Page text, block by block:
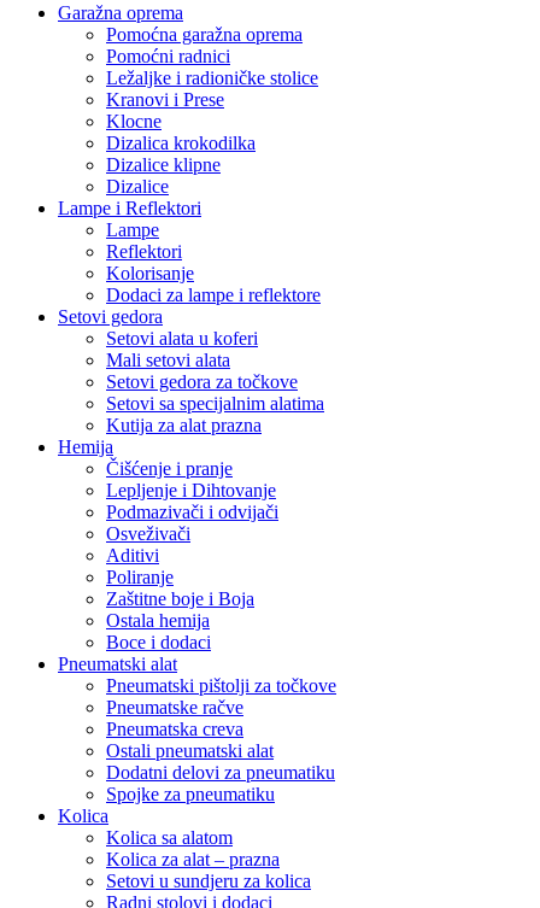
Garažna oprema
Pomoćna garažna oprema
Pomoćni radnici
Ležaljke i radioničke stolice
Kranovi i Prese
Klocne
Dizalica krokodilka
Dizalice klipne
Dizalice
Lampe i Reflektori
Lampe
Reflektori
Kolorisanje
Dodaci za lampe i reflektore
Setovi gedora
Setovi alata u koferi
Mali setovi alata
Setovi gedora za točkove
Setovi sa specijalnim alatima
Kutija za alat prazna
Hemija
Čišćenje i pranje
Lepljenje i Dihtovanje
Podmazivači i odvijači
Osveživači
Aditivi
Poliranje
Zaštitne boje i Boja
Ostala hemija
Boce i dodaci
Pneumatski alat
Pneumatski pištolji za točkove
Pneumatske račve
Pneumatska creva
Ostali pneumatski alat
Dodatni delovi za pneumatiku
Spojke za pneumatiku
Kolica
Kolica sa alatom
Kolica za alat – prazna
Setovi u sundjeru za kolica
Radni stolovi i dodaci